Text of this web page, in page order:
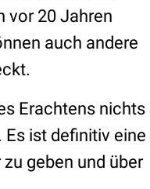
vor 20 Jahren
auch andere
Erachtens nichts
ist definitiv eine
geben und über